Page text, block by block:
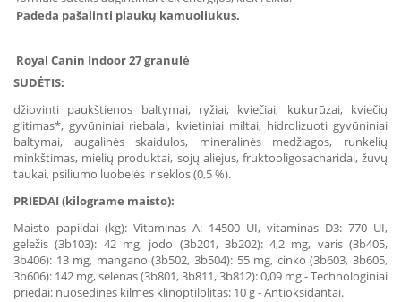
Padeda pašalinti plaukų kamuoliukus.
Royal Canin Indoor 27granulė
SUDĖTIS:
džiovinti paukštienos baltymai, ryžiai, kviečiai, kukurūzai, kviečių
glitimas*, gyvūniniai riebalai, kvietiniai miltai, hidrolizuoti gyvūniniai
baltymai, augalinės skaidulos, mineralinės medžiagos, runkelių
minkštimas, mielių produktai, sojų aliejus, fruktooligosacharidai, žuvų
taukai, psiliumo luobelės ir sėklos (0,5 %).
PRIEDAI (kilograme maisto):
Maisto papildai (kg): Vitaminas A: 14500 UI, vitaminas D3: 770 UI,
geležis (3b103): 42 mg, jodo (3b201, 3b202): 4,2 mg, varis (3b405,
3b406): 13 mg, mangano (3b502, 3b504): 55 mg, cinko (3b603, 3b605,
3b606): 142 mg, selenas (3b801, 3b811, 3b812): 0,09 mg - Technologiniai
priedai: nuosėdinės kilmės klinoptilolitas: 10 g - Antioksidantai.